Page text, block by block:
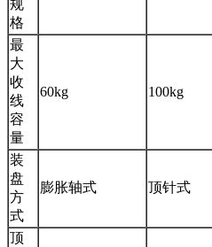
规
格
最
大
收
线
容
量
60kg 100kg
装
盘
方
式
膨胀轴式 顶针式
顶